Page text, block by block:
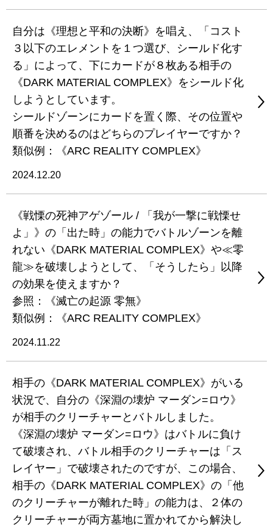
自分は《理想と平和の決断》を唱え、「コスト
３以下のエレメントを１つ選び、シールド化す
る」によって、下にカードが８枚ある相手の
《DARK MATERIAL COMPLEX》をシールド化
しようとしています。
シールドゾーンにカードを置く際、その位置や
順番を決めるのはどちらのプレイヤーですか？
類似例：《ARC REALITY COMPLEX》
2024.12.20
《戦慄の死神アゲゾール / 「我が一撃に戦慄せ
よ」》の「出た時」の能力でバトルゾーンを離
れない《DARK MATERIAL COMPLEX》や≪零
龍≫を破壊しようとして、「そうしたら」以降
の効果を使えますか？
参照：《滅亡の起源 零無》
類似例：《ARC REALITY COMPLEX》
2024.11.22
相手の《DARK MATERIAL COMPLEX》がいる
状況で、自分の《深淵の壊炉 マーダン=ロウ》
が相手のクリーチャーとバトルしました。
《深淵の壊炉 マーダン=ロウ》はバトルに負け
て破壊され、バトル相手のクリーチャーは「ス
レイヤー」で破壊されたのですが、この場合、
相手の《DARK MATERIAL COMPLEX》の「他
のクリーチャーが離れた時」の能力は、２体の
クリーチャーが両方墓地に置かれてから解決し